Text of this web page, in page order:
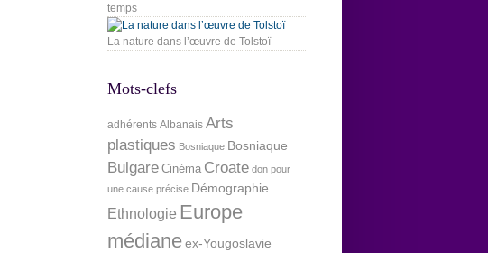
temps
La nature dans l’œuvre de Tolstoï
Mots-clefs
adhérents Albanais Arts
plastiques Bosniaque Bosniaque
Bulgare Cinéma Croate don pour
une cause précise Démographie
Ethnologie Europe
médianeex-Yougoslavie